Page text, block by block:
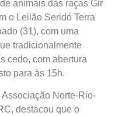
animais das raças Gir
o Leilão Seridó Terra
(31), com uma
tradicionalmente
cedo, com abertura
para às 15h.
Norte-Rio-
destacou que o